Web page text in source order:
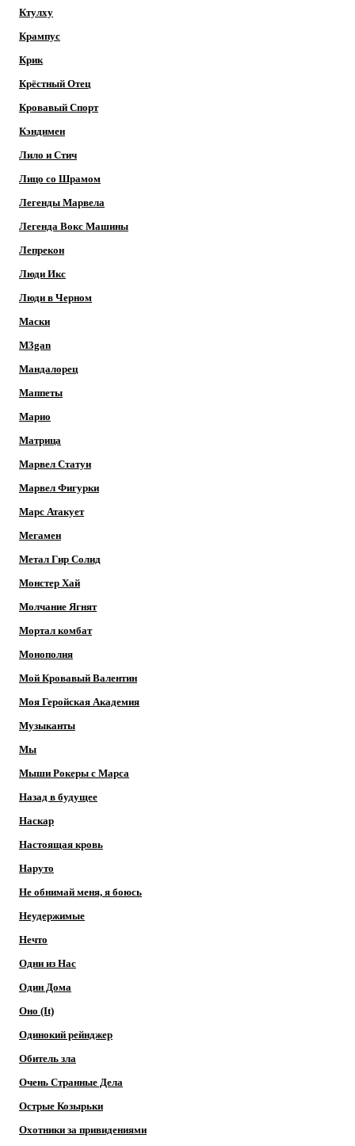
Ктулху
Крампус
Крик
Крёстный Отец
Кровавый Спорт
Кэндимен
Лило и Стич
Лицо со Шрамом
Легенды Марвела
Легенда Вокс Машины
Лепрекон
Люди Икс
Люди в Черном
Маски
M3gan
Мандалорец
Маппеты
Марио
Матрица
Марвел Статуи
Марвел Фигурки
Марс Атакует
Мегамен
Метал Гир Солид
Монстер Хай
Молчание Ягнят
Мортал комбат
Монополия
Мой Кровавый Валентин
Моя Геройская Академия
Музыканты
Мы
Мыши Рокеры с Марса
Назад в будущее
Наскар
Настоящая кровь
Наруто
Не обнимай меня, я боюсь
Неудержимые
Нечто
Одни из Нас
Один Дома
Оно (It)
Одинокий рейнджер
Обитель зла
Очень Странные Дела
Острые Козырьки
Охотники за привидениями